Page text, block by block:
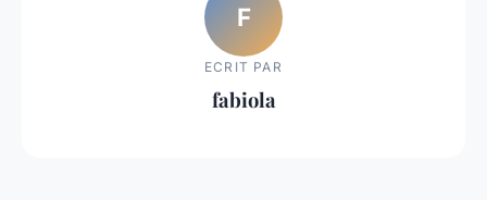
F
ECRIT PAR
fabiola